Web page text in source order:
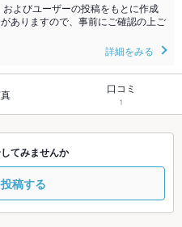
よびユーザーの投稿をもとに作成
ありますので、事前にご確認の上ご
詳細をみる
口コミ
1
てみませんか
稿する